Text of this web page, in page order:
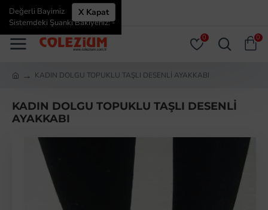
ÜYE GIRIŞI ÜYE OL
0 0
X Kapat
Değerli Bayimiz
Sistemdeki Şuanki Bakiyeniz: -
KADIN DOLGU TOPUKLU TAŞLI DESENLİ AYAKKABI
KADIN DOLGU TOPUKLU TAŞLI DESENLİ
AYAKKABI